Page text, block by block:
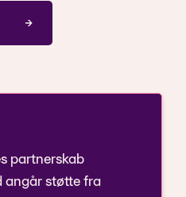
partnerskab
angår støtte fra